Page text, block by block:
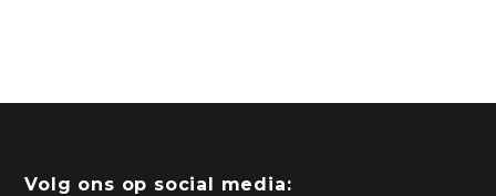
Volg ons op social media: